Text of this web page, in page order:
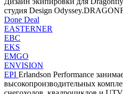
студия Design
Done Deal
EASTERNER
EBC
EKS
EMGO
ENVISION
EPI Erlandson Performance
высокопроизводительных